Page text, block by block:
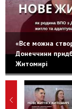
«Все можна
Донеччини
Житомирі